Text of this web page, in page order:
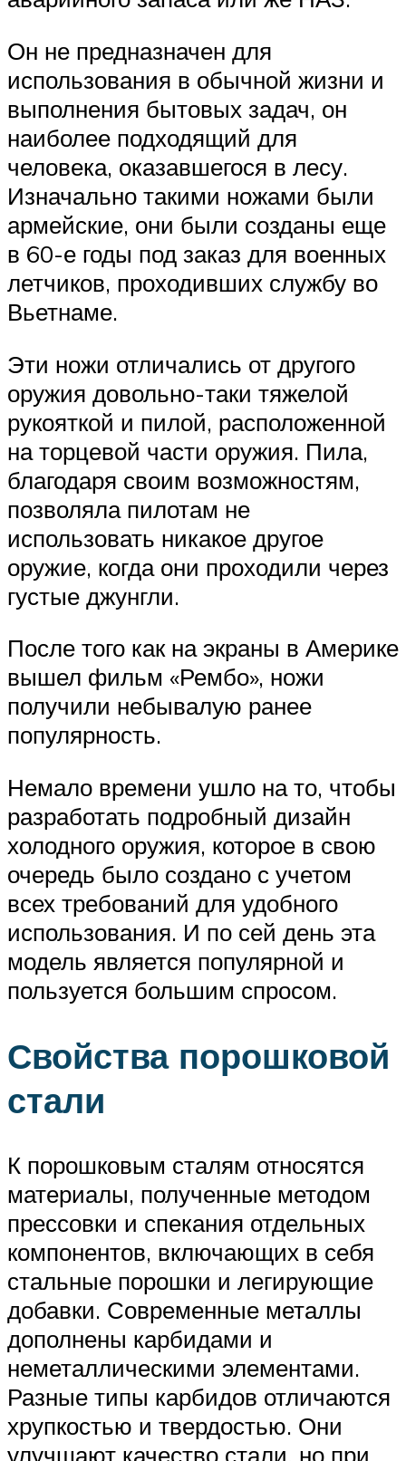
Он не предназначен для
использования в обычной жизни и
выполнения бытовых задач, он
наиболее подходящий для
человека, оказавшегося в лесу.
Изначально такими ножами были
армейские, они были созданы еще
в 60-е годы под заказ для военных
летчиков, проходивших службу во
Вьетнаме.
Эти ножи отличались от другого
оружия довольно-таки тяжелой
рукояткой и пилой, расположенной
на торцевой части оружия. Пила,
благодаря своим возможностям,
позволяла пилотам не
использовать никакое другое
оружие, когда они проходили через
густые джунгли.
После того как на экраны в Америке
вышел фильм «Рембо», ножи
получили небывалую ранее
популярность.
Немало времени ушло на то, чтобы
разработать подробный дизайн
холодного оружия, которое в свою
очередь было создано с учетом
всех требований для удобного
использования. И по сей день эта
модель является популярной и
пользуется большим спросом.
Свойства порошковой
стали
К порошковым сталям относятся
материалы, полученные методом
прессовки и спекания отдельных
компонентов, включающих в себя
стальные порошки и легирующие
добавки. Современные металлы
дополнены карбидами и
неметаллическими элементами.
Разные типы карбидов отличаются
хрупкостью и твердостью. Они
улучшают качество стали, но при